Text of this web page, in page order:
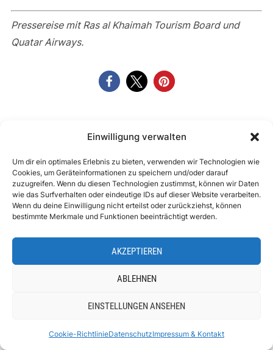
Einwilligung verwalten
Um dir ein optimales Erlebnis zu bieten, verwenden wir Technologien wie
Cookies, um Geräteinformationen zu speichern und/oder darauf
zuzugreifen. Wenn du diesen Technologien zustimmst, können wir Daten
wie das Surfverhalten oder eindeutige IDs auf dieser Website verarbeiten.
Wenn du deine Einwilligung nicht erteilst oder zurückziehst, können
bestimmte Merkmale und Funktionen beeinträchtigt werden.
AKZEPTIEREN
ABLEHNEN
EINSTELLUNGEN ANSEHEN
Cookie-RichtlinieDatenschutzImpressum & Kontakt
Pressereise mit Ras al Khaimah Tourism Board und
Quatar Airways.
SCHLAGWÖRTER
HOTELTEST
Melanie Deisl
Seit 2014 teile ich auf urlaubsgeschichten.at meine
Leidenschaft für Reisen und Geschichten. Ich bin
Reisebloggerin, Content Creator und Redakteurin für
Marokko und liebe es, fremde Kulturen